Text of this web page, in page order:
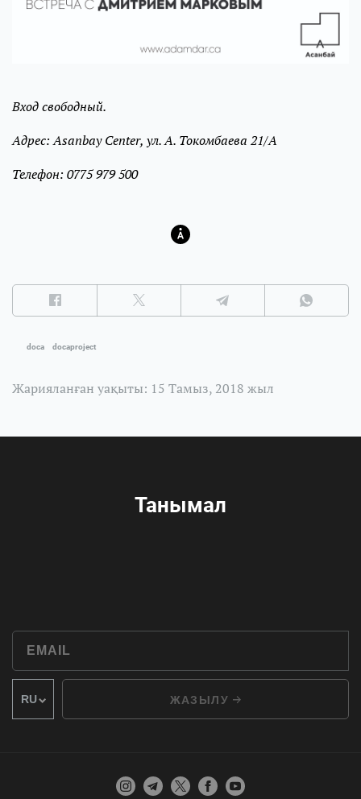
Вход свободный.
Адрес: Asanbay Center, ул. А. Токомбаева 21/А
Телефон: 0775 979 500
doca docaproject
Жарияланған уақыты: 15 Тамыз, 2018 жыл
Танымал
ЖАЗЫЛУ